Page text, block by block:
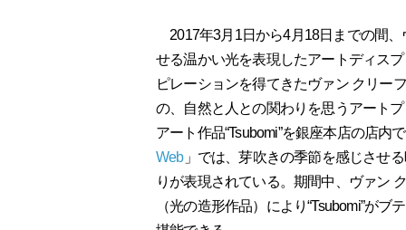
2017年3月1日から4月18日までの間
せる温かい光を表現したアートディス
ピレーションを得てきたヴァン クリー
の、自然と人との関わりを思うアート
アート作品“Tsubomi”を銀座本店の店
Web」では、芽吹きの季節を感じさせ
りが表現されている。期間中、ヴァン
（光の造形作品）により“Tsubomi”が